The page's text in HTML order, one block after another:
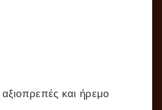
και ήρεμο